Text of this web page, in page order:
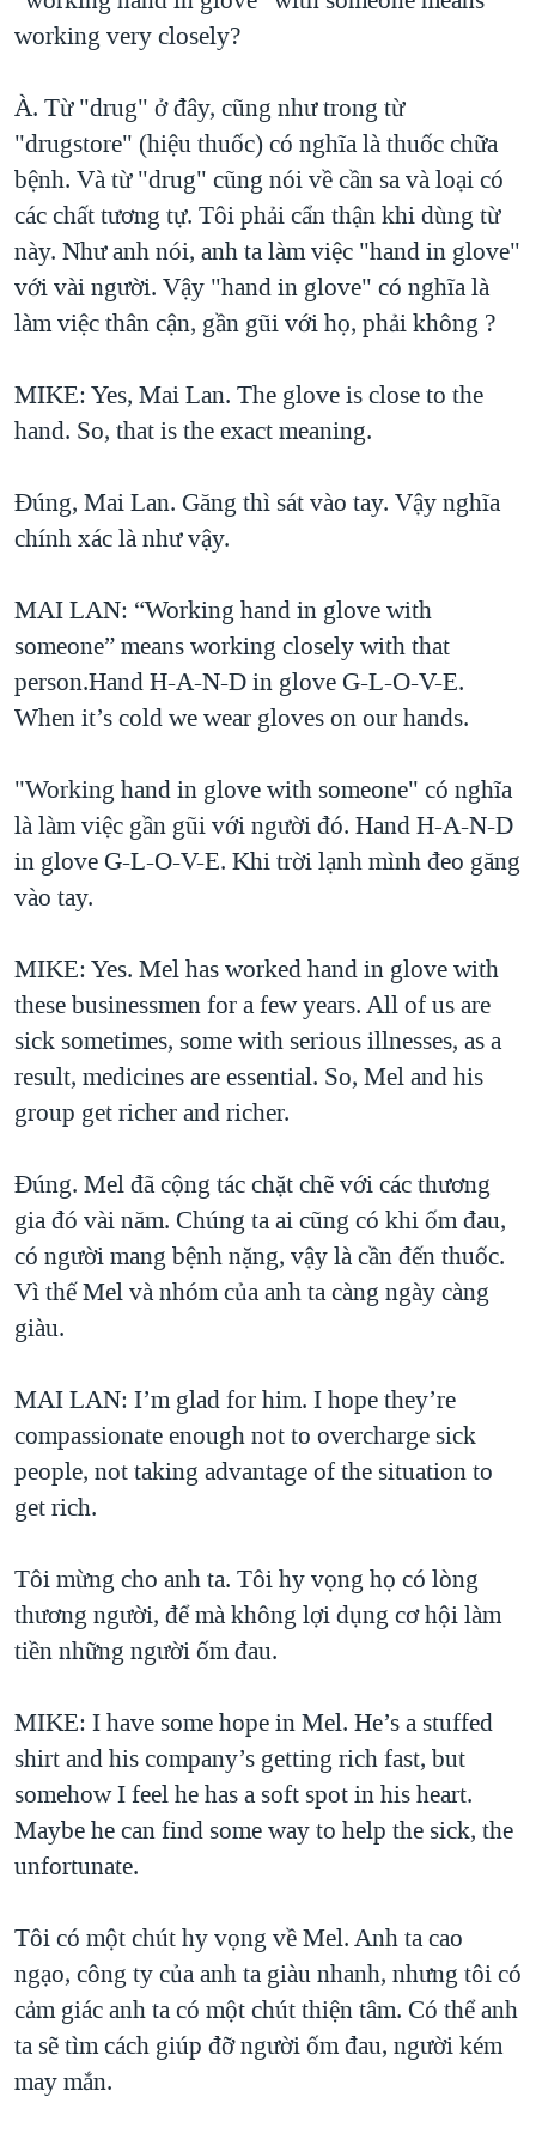
working very closely?
À. Từ "drug" ở đây, cũng như trong từ
"drugstore" (hiệu thuốc) có nghĩa là thuốc chữa
bệnh. Và từ "drug" cũng nói về cần sa và loại có
các chất tương tự. Tôi phải cẩn thận khi dùng từ
này. Như anh nói, anh ta làm việc "hand in glove"
với vài người. Vậy "hand in glove" có nghĩa là
làm việc thân cận, gần gũi với họ, phải không ?
MIKE: Yes, Mai Lan. The glove is close to the
hand. So, that is the exact meaning.
Đúng, Mai Lan. Găng thì sát vào tay. Vậy nghĩa
chính xác là như vậy.
MAI LAN: “Working hand in glove with
someone” means working closely with that
person.Hand H-A-N-D in glove G-L-O-V-E.
When it’s cold we wear gloves on our hands.
"Working hand in glove with someone" có nghĩa
là làm việc gần gũi với người đó. Hand H-A-N-D
in glove G-L-O-V-E. Khi trời lạnh mình đeo găng
vào tay.
MIKE: Yes. Mel has worked hand in glove with
these businessmen for a few years. All of us are
sick sometimes, some with serious illnesses, as a
result, medicines are essential. So, Mel and his
group get richer and richer.
Đúng. Mel đã cộng tác chặt chẽ với các thương
gia đó vài năm. Chúng ta ai cũng có khi ốm đau,
có người mang bệnh nặng, vậy là cần đến thuốc.
Vì thế Mel và nhóm của anh ta càng ngày càng
giàu.
MAI LAN: I’m glad for him. I hope they’re
compassionate enough not to overcharge sick
people, not taking advantage of the situation to
get rich.
Tôi mừng cho anh ta. Tôi hy vọng họ có lòng
thương người, để mà không lợi dụng cơ hội làm
tiền những người ốm đau.
MIKE: I have some hope in Mel. He’s a stuffed
shirt and his company’s getting rich fast, but
somehow I feel he has a soft spot in his heart.
Maybe he can find some way to help the sick, the
unfortunate.
Tôi có một chút hy vọng về Mel. Anh ta cao
ngạo, công ty của anh ta giàu nhanh, nhưng tôi có
cảm giác anh ta có một chút thiện tâm. Có thể anh
ta sẽ tìm cách giúp đỡ người ốm đau, người kém
may mắn.